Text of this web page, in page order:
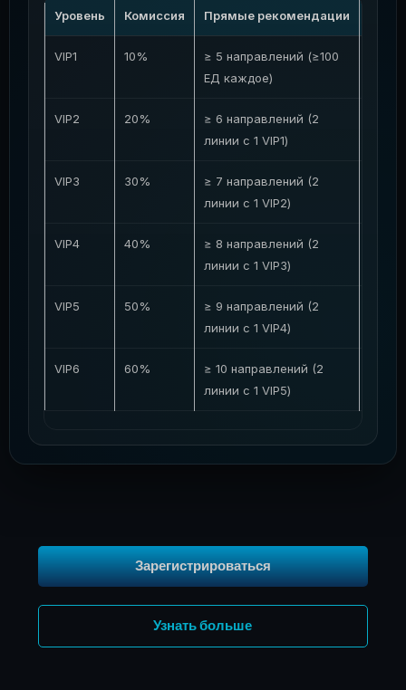
Уровень Комиссия Прямые рекомендации
VIP1 10%
≥ 5 направлений (≥100
ЕД каждое)
VIP2 20%
≥ 6 направлений (2
линии с 1 VIP1)
VIP3 30%
≥ 7 направлений (2
линии с 1 VIP2)
VIP4 40%
≥ 8 направлений (2
линии с 1 VIP3)
VIP5 50%
≥ 9 направлений (2
линии с 1 VIP4)
VIP6 60%
≥ 10 направлений (2
линии с 1 VIP5)
Зарегистрироваться
Узнать больше